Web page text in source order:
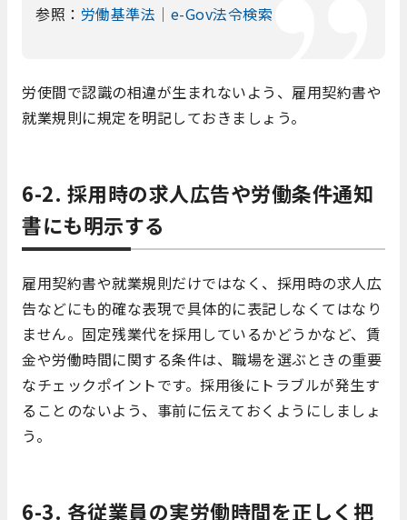
参照： 労働基準法｜e-Gov法令検索
労使間で認識の相違が生まれないよう、雇用契約書や
就業規則に規定を明記しておきましょう。
6-2. 採用時の求人広告や労働条件通知
書にも明示する
雇用契約書や就業規則だけではなく、採用時の求人広
告などにも的確な表現で具体的に表記しなくてはなり
ません。固定残業代を採用しているかどうかなど、賃
金や労働時間に関する条件は、職場を選ぶときの重要
なチェックポイントです。採用後にトラブルが発生す
ることのないよう、事前に伝えておくようにしましょ
う。
6-3. 各従業員の実労働時間を正しく把